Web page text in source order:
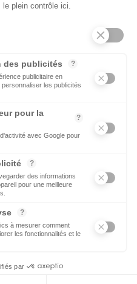
l’actualité économique et
réservés